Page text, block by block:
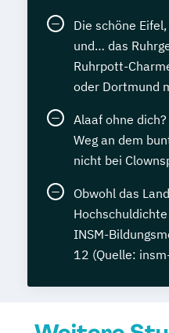
Die schöne
und… das
Ruhrpott-
oder Dortmund
Alaaf ohne
Weg an dem
nicht bei
Obwohl das
INSM-
12 (Quelle: